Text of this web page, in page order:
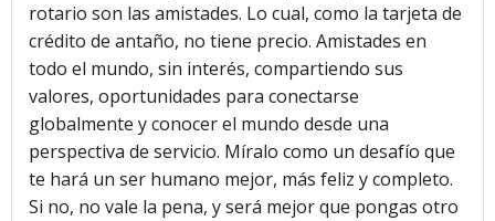
rotario son las amistades. Lo cual, como la tarjeta de
crédito de antaño, no tiene precio. Amistades en
todo el mundo, sin interés, compartiendo sus
valores, oportunidades para conectarse
globalmente y conocer el mundo desde una
perspectiva de servicio. Míralo como un desafío que
te hará un ser humano mejor, más feliz y completo.
Si no, no vale la pena, y será mejor que pongas otro